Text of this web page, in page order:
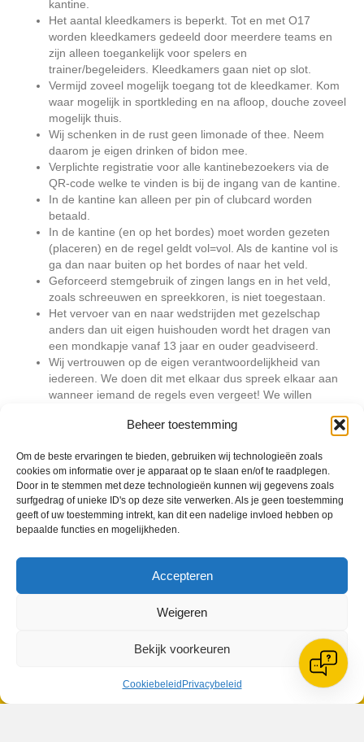
Beheer toestemming
Om de beste ervaringen te bieden, gebruiken wij technologieën zoals
cookies om informatie over je apparaat op te slaan en/of te raadplegen.
Door in te stemmen met deze technologieën kunnen wij gegevens zoals
surfgedrag of unieke ID's op deze site verwerken. Als je geen toestemming
geeft of uw toestemming intrekt, kan dit een nadelige invloed hebben op
bepaalde functies en mogelijkheden.
Accepteren
Weigeren
Bekijk voorkeuren
Cookiebeleid Privacybeleid
kantine.
Het aantal kleedkamers is beperkt. Tot en met O17
worden kleedkamers gedeeld door meerdere teams en
zijn alleen toegankelijk voor spelers en
trainer/begeleiders. Kleedkamers gaan niet op slot.
Vermijd zoveel mogelijk toegang tot de kleedkamer. Kom
waar mogelijk in sportkleding en na afloop, douche zoveel
mogelijk thuis.
Wij schenken in de rust geen limonade of thee. Neem
daarom je eigen drinken of bidon mee.
Verplichte registratie voor alle kantinebezoekers via de
QR-code welke te vinden is bij de ingang van de kantine.
In de kantine kan alleen per pin of clubcard worden
betaald.
In de kantine (en op het bordes) moet worden gezeten
(placeren) en de regel geldt vol=vol. Als de kantine vol is
ga dan naar buiten op het bordes of naar het veld.
Geforceerd stemgebruik of zingen langs en in het veld,
zoals schreeuwen en spreekkoren, is niet toegestaan.
Het vervoer van en naar wedstrijden met gezelschap
anders dan uit eigen huishouden wordt het dragen van
een mondkapje vanaf 13 jaar en ouder geadviseerd.
Wij vertrouwen op de eigen verantwoordelijkheid van
iedereen. We doen dit met elkaar dus spreek elkaar aan
wanneer iemand de regels even vergeet! We willen
moeten nemen daar is niemand bij gebaat.
Geplaatst inBerichten seizoen 2020-2021
VV Reiger Boys
De Wending, Lotte Beesedijk 1